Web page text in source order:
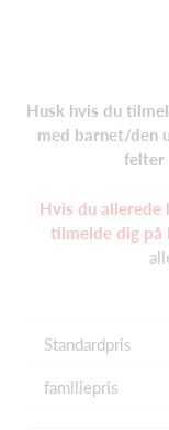
Husk hvis du
med barnet/den
felter
Hvis du allerede
tilmelde dig på
Standardpris
familiepris